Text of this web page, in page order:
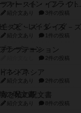
ファースト・イン・フライト
紹介文あり 3件の投稿
モズビ－ズ・レイダ－ズ
紹介文あり 1件の投稿
テンプテーション
2件の投稿
インドネシア
紹介文あり 2件の投稿
宵と暁の呪文書
紹介文あり 8件の投稿